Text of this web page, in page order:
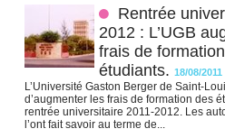
Rentrée
2012 : L’UGB
frais de
étudiants. 18/08/2011
L’Université Gaston Berger de Saint-
d’augmenter les frais de formation des
rentrée universitaire 2011-2012. Les
l’ont fait savoir au terme de...